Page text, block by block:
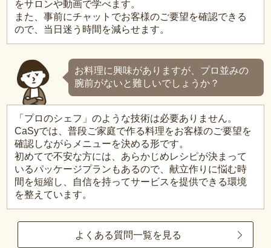
をサロンや動画で学べます。
また、事前にチャットでお客様のご要望を確認できる
ので、当日迷う時間を減らせます。
お料理に興味がありますが、プロ並みの
腕前がないと難しいでしょうか？
「プロのシェフ」のような技術は必要ありません。
CaSyでは、普段ご家庭で作る料理をお客様のご要望を
確認しながらメニューを決める形です。
初めてで不安な方には、あらかじめレシピが決まって
いるパッケージプランもあるので、献立作りに悩む時
間を短縮し、自信を持ってサービスを提供できる環境
を整えています。
よくある質問一覧を見る